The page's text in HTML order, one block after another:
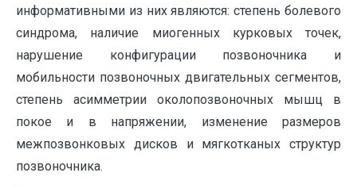
информативными из них являются: степень болевого
синдрома, наличие миогенных курковых точек,
нарушение конфигу­рации позвоночника и
мобильности позвоночных двигательных сегмен­тов,
степень асимметрии околопозвоночных мышц в
покое и в напряжении, изменение размеров
межпозвонковых дисков и мягкотканых структур
позвоночника.